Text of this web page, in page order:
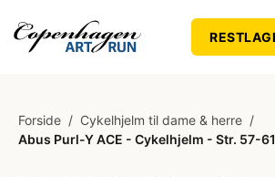
Forside / Cykelhjelm til dame & herre /
Abus Purl-Y ACE - Cykelhjelm - Str. 57-